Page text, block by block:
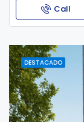
Call
DESTACADO